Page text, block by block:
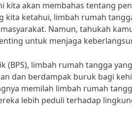
kita akan membahas tentang
ketahui, limbah rumah
Namun, tahukah
untuk menjaga
(BPS), limbah rumah tangga
dan berdampak buruk bagi
memilah limbah rumah
lebih peduli terhadap